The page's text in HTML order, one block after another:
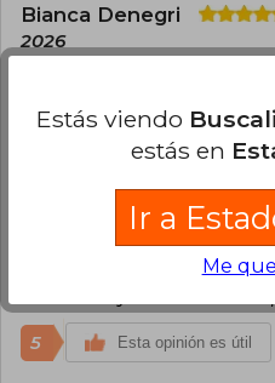
Bianca Denegri
2026
Esta opinión es útil
Natalia Quinteros
de Junio, 2026
Compra Verificada
5 Esta opinión es útil
Estás viendo
estás en
Ir a
Me